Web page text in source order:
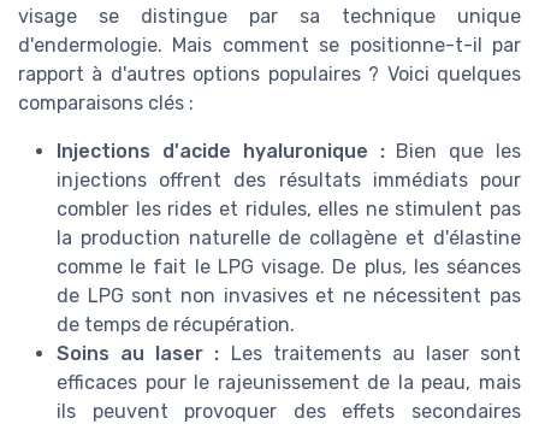
visage se distingue par sa technique unique
d'endermologie. Mais comment se positionne-t-il par
rapport à d'autres options populaires ? Voici quelques
comparaisons clés :
Injections d'acide hyaluronique :Bien que les
injections offrent des résultats immédiats pour
combler les rides et ridules, elles ne stimulent pas
la production naturelle de collagène et d'élastine
comme le fait le LPG visage. De plus, les séances
de LPG sont non invasives et ne nécessitent pas
de temps de récupération.
Soins au laser : Les traitements au laser sont
efficaces pour le rajeunissement de la peau, mais
ils peuvent provoquer des effets secondaires